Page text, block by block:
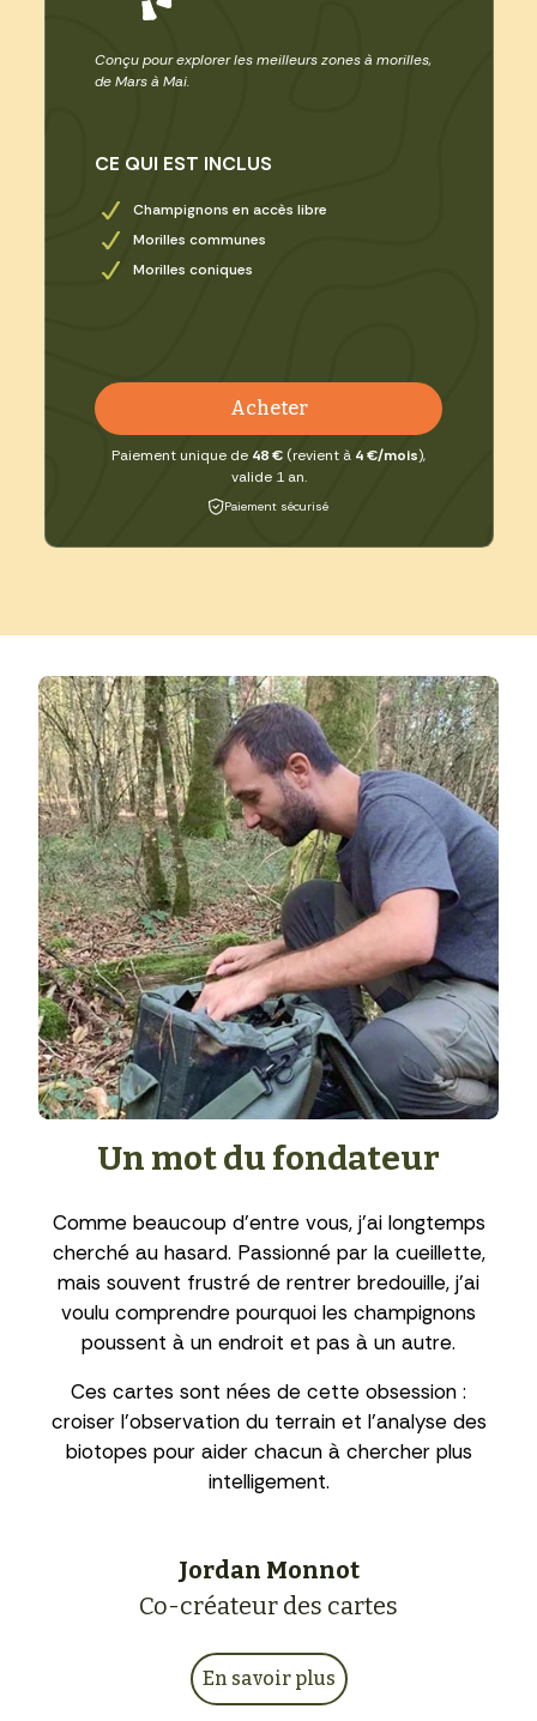
Conçu pour explorer les meilleurs zones à morilles,
de Mars à Mai.
CE QUI EST INCLUS
Champignons en accès libre
Morilles communes
Morilles coniques
Acheter
Paiement unique de 48 € (revient à 4 €/mois),
valide 1 an.
Paiement sécurisé
Un mot du fondateur
Comme beaucoup d’entre vous, j’ai longtemps
cherché au hasard. Passionné par la cueillette,
mais souvent frustré de rentrer bredouille, j’ai
voulu comprendre pourquoi les champignons
poussent à un endroit et pas à un autre.
Ces cartes sont nées de cette obsession :
croiser l’observation du terrain et l’analyse des
biotopes pour aider chacun à chercher plus
intelligement.
Jordan Monnot
Co-créateur des cartes
En savoir plus